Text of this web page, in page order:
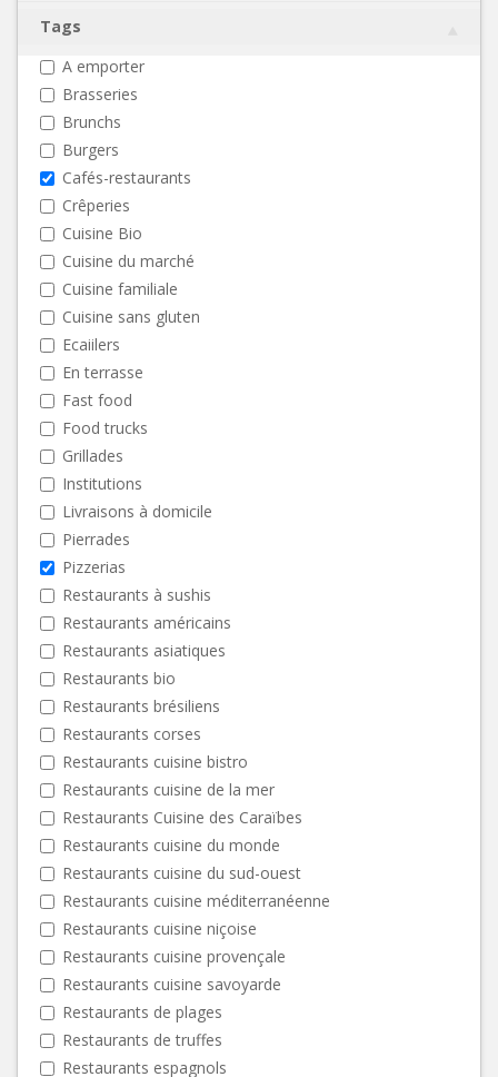
Tags
A emporter
Brasseries
Brunchs
Burgers
Cafés-restaurants
Crêperies
Cuisine Bio
Cuisine du marché
Cuisine familiale
Cuisine sans gluten
Ecaiilers
En terrasse
Fast food
Food trucks
Grillades
Institutions
Livraisons à domicile
Pierrades
Pizzerias
Restaurants à sushis
Restaurants américains
Restaurants asiatiques
Restaurants bio
Restaurants brésiliens
Restaurants corses
Restaurants cuisine bistro
Restaurants cuisine de la mer
Restaurants Cuisine des Caraïbes
Restaurants cuisine du monde
Restaurants cuisine du sud-ouest
Restaurants cuisine méditerranéenne
Restaurants cuisine niçoise
Restaurants cuisine provençale
Restaurants cuisine savoyarde
Restaurants de plages
Restaurants de truffes
Restaurants espagnols